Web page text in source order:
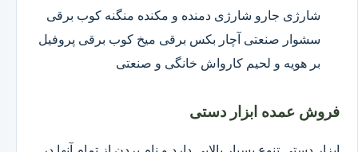
شارژی جارو شارژی دمنده و مکنده منگنه کوب برقی
سشوار صنعتی آچار بکس برقی میخ کوب برقی پروفیل
بر هویه و لحیم کارواش خانگی و صنعتی
فروش عمده ابزار دستی